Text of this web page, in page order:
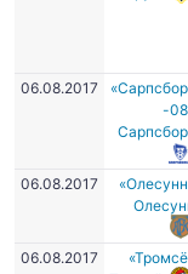
06.08.2017
-
06.08.2017
06.08.2017